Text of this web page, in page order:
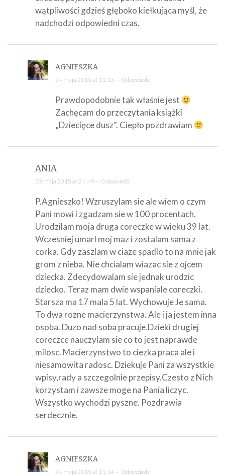
wątpliwości gdzieś głęboko kiełkująca myśl, że
nadchodzi odpowiedni czas.
AGNIESZKA
24 maja 2015 at 11:13 — Odpowiedz
Prawdopodobnie tak właśnie jest
Zachęcam do przeczytania książki
„Dziecięce dusz”. Ciepło pozdrawiam
ANIA
20 maja 2015 at 21:49 — Odpowiedz
P.Agnieszko! Wzruszylam sie ale wiem o czym
Pani mowi i zgadzam sie w 100 procentach.
Urodzilam moja druga coreczke w wieku 39 lat.
Wczesniej umarl moj maz i zostalam sama z
corka. Gdy zaszlam w ciaze spadlo to na mnie jak
grom z nieba. Nie chcialam wiazac sie z ojcem
dziecka. Zdecydowalam sie jednak urodzic
dziecko. Teraz mam dwie wspaniale coreczki.
Starsza ma 17 mala 5 lat. Wychowuje Je sama.
To dwa rozne macierzynstwa. Ale i ja jestem inna
osoba. Duzo nad soba pracuje.Dzieki drugiej
coreczce nauczylam sie co to jest naprawde
milosc. Macierzynstwo to ciezka praca ale i
niesamowita radosc. Dziekuje Pani za wszystkie
wpisy,rady a szczegolnie przepisy.Czesto z Nich
korzystam i zawsze moge na Pania liczyc.
Wszystko wychodzi pyszne. Pozdrawia
serdecznie.
AGNIESZKA
24 maja 2015 at 11:14 — Odpowiedz